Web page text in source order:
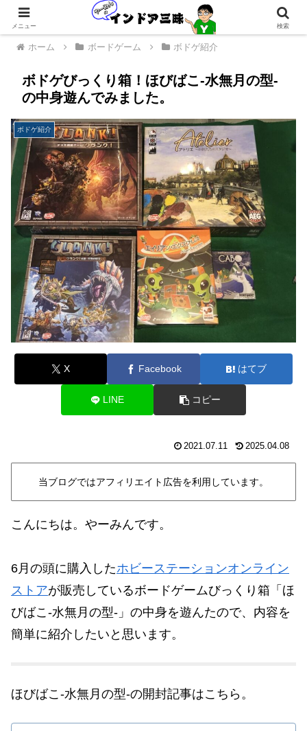
ホーム ボードゲーム ボドゲ紹介
ボドゲびっくり箱！ほびばこ-水無月の型-
の中身遊んでみました。
ボドゲ紹介
X Facebook はてブ
LINE コピー
2021.07.11 2025.04.08
当ブログではアフィリエイト広告を利用しています。
こんにちは。やーみんです。
6月の頭に購入したホビーステーションオンライン
ストアが販売しているボードゲームびっくり箱「ほ
びばこ-水無月の型-」の中身を遊んたので、内容を
簡単に紹介したいと思います。
ほびばこ-水無月の型-の開封記事はこちら。
メニュー 検索